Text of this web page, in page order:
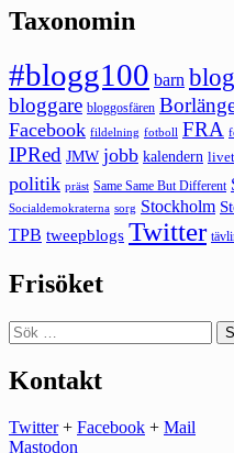
Taxonomin
#blogg100 barn
bloggare bloggosfären
Facebook fildelning fotboll FRA
IPRed JMW jobb kalendern livet
politik präst Same Same But Different
Socialdemokraterna sorg Stockholm
TPB tweepblogs Twitter
Frisöket
Sök
efter:
Kontakt
Twitter+ Facebook + Mail
Mastodon